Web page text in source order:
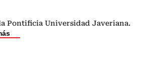
Pontificia Universidad Javeriana.